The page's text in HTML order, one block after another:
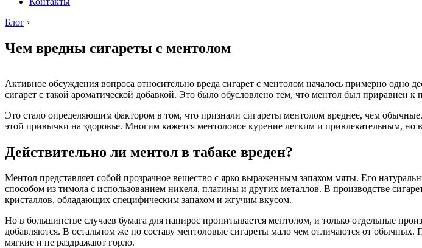
Блог ›
Чем вредны сигареты с ментолом
Активное обсуждения вопроса относительно вреда сигарет с ментолом началось примерно
сигарет с такой ароматической добавкой. Это было обусловлено тем, что ментол был приравнен
Это стало определяющим фактором в том, что признали сигареты ментолом вреднее, чем
этой привычки на здоровье. Многим кажется ментоловое курение легким и привлекательным, но
Действительно ли ментол в табаке вреден?
Ментол представляет собой прозрачное вещество с ярко выраженным запахом мяты. Его
способом из тимола с использованием никеля, платины и других металлов. В производстве
кристаллов, обладающих специфическим запахом и жгучим вкусом.
Но в большинстве случаев бумага для папирос пропитывается ментолом, и только отдельные
добавляются. В остальном же по составу ментоловые сигареты мало чем отличаются от
мягкие и не раздражают горло.